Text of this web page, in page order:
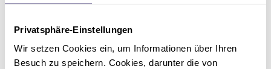
Privatsphäre-Einstellungen
Wir setzen Cookies ein, um Informationen über Ihren
Besuch zu speichern. Cookies, darunter die von
01.10.2026
Stellenumfang
Vollzeit